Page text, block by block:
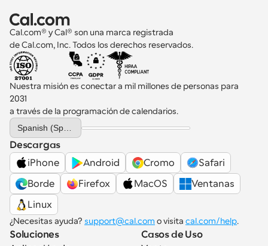
Cal.com® y Cal® son una marca registrada
de Cal.com, Inc. Todos los derechos reservados.
Nuestra misión es conectar a mil millones de personas para
2031
a través de la programación de calendarios.
Select Language
Descargas
iPhone
Android Cromo
Safari
Borde
Firefox MacOS
Ventanas
Linux
¿Necesitas ayuda? support@cal.com o visita cal.com/help.
Soluciones
Casos de Uso